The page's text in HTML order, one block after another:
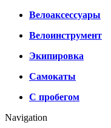
Велоаксессуары
Велоинструмент
Экипировка
Самокаты
С пробегом
Navigation